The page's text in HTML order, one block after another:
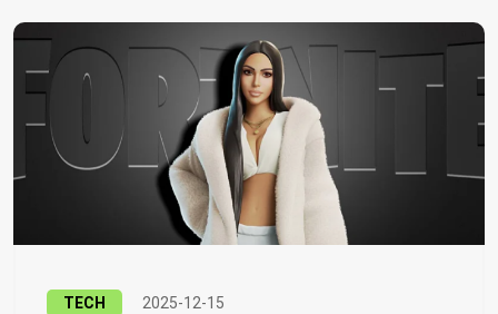
TECH 2025-12-15